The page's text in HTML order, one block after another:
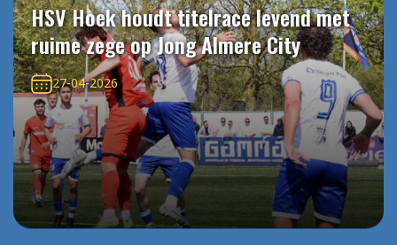
HSV Hoek houdt titelrace levend met
ruime zege op Jong Almere City
27-04-2026